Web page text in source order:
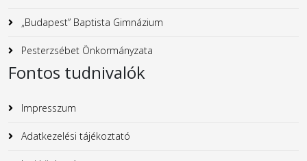
„Budapest” Baptista Gimnázium
Pesterzsébet Önkormányzata
Fontos tudnivalók
Impresszum
Adatkezelési tájékoztató